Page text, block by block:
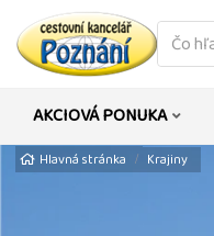
co
hledáte
AKCIOVÁ PONUKA
Hlavná stránka Krajiny